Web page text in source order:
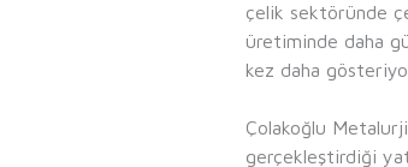
çelik sektöründe
üretiminde daha
kez daha
Çolakoğlu
gerçekleştirdiği